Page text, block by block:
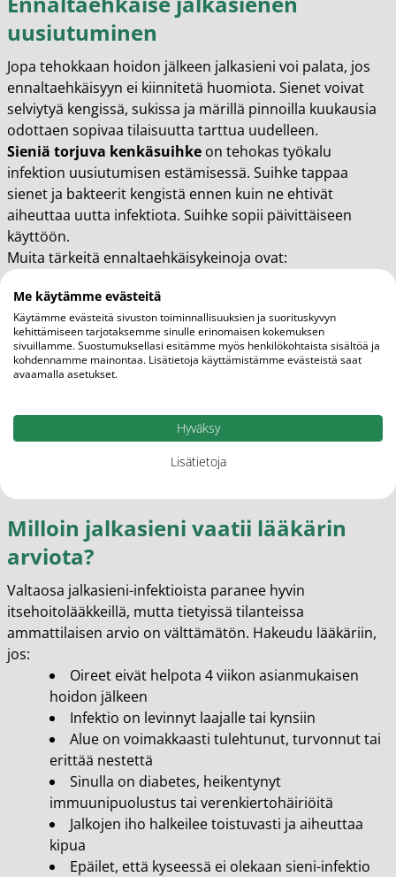
uusiutuminen
Jopa tehokkaan hoidon jälkeen jalkasieni voi palata, jos
ennaltaehkäisyyn ei kiinnitetä huomiota. Sienet voivat
selviytyä kengissä, sukissa ja märillä pinnoilla kuukausia
odottaen sopivaa tilaisuutta tarttua uudelleen.
Sieniä torjuva kenkäsuihke on tehokas työkalu
infektion uusiutumisen estämisessä. Suihke tappaa
sienet ja bakteerit kengistä ennen kuin ne ehtivät
aiheuttaa uutta infektiota. Suihke sopii päivittäiseen
käyttöön.
Muita tärkeitä ennaltaehkäisykeinoja ovat:
materiaaleja, kuten puuvillaa tai
erikoisurheilusukkia
Käytä omia suihkusandaaleja uimahalleissa,
kuntosaleilla ja muissa yleisissä peseytymistiloissa
Vaihda kenkiä säännöllisesti, jotta ne ehtivät
Vältä liian tiukkoja kenkiä, jotka estävät ilman
Milloin jalkasieni vaatii lääkärin
arviota?
Valtaosa jalkasieni-infektioista paranee hyvin
itsehoitolääkkeillä, mutta tietyissä tilanteissa
ammattilaisen arvio on välttämätön. Hakeudu lääkäriin,
jos:
Oireet eivät helpota 4 viikon asianmukaisen
hoidon jälkeen
Infektio on levinnyt laajalle tai kynsiin
Alue on voimakkaasti tulehtunut, turvonnut tai
erittää nestettä
Sinulla on diabetes, heikentynyt
immuunipuolustus tai verenkiertohäiriöitä
Jalkojen iho halkeilee toistuvasti ja aiheuttaa
kipua
Epäilet, että kyseessä ei olekaan sieni-infektio
Me käytämme evästeitä
Käytämme evästeitä sivuston toiminnallisuuksien ja suorituskyvyn
kehittämiseen tarjotaksemme sinulle erinomaisen kokemuksen
sivuillamme. Suostumuksellasi esitämme myös henkilökohtaista sisältöä ja
kohdennamme mainontaa. Lisätietoja käyttämistämme evästeistä saat
avaamalla asetukset.
Hyväksy
Lisätietoja